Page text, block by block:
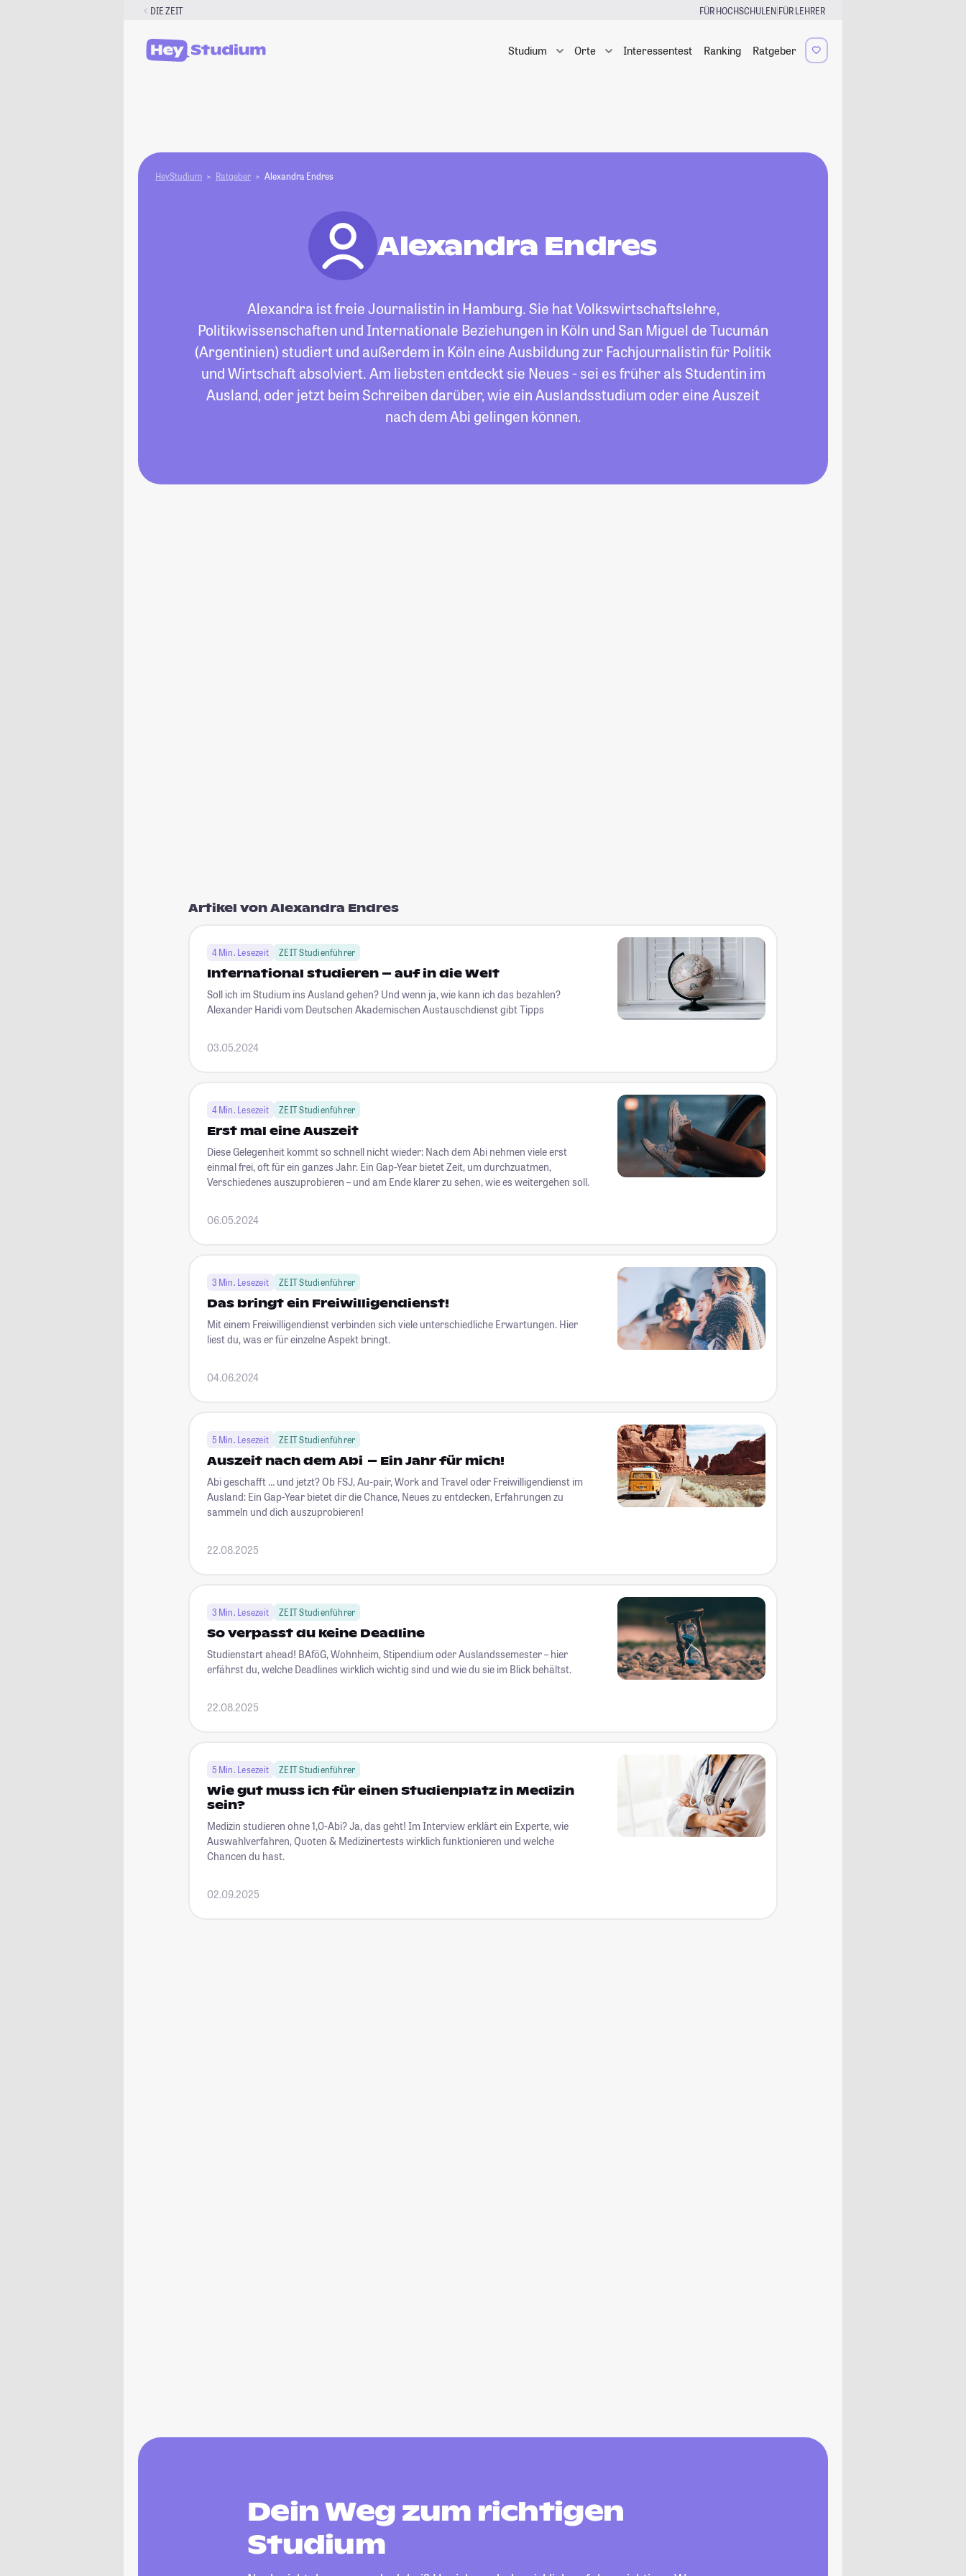
DIE ZEIT FÜR HOCHSCHULEN|FÜR LEHRER
Studium Orte Interessentest Ranking Ratgeber
HeyStudium Ratgeber Alexandra Endres
Alexandra Endres
Alexandra ist freie Journalistin in Hamburg. Sie hat Volkswirtschaftslehre,
Politikwissenschaften und Internationale Beziehungen in Köln und San Miguel de Tucumán
(Argentinien) studiert und außerdem in Köln eine Ausbildung zur Fachjournalistin für Politik
und Wirtschaft absolviert. Am liebsten entdeckt sie Neues - sei es früher als Studentin im
Ausland, oder jetzt beim Schreiben darüber, wie ein Auslandsstudium oder eine Auszeit
nach dem Abi gelingen können.
Artikel von Alexandra Endres
4 Min. Lesezeit ZEIT Studienführer
International studieren – auf in die Welt
Soll ich im Studium ins Ausland gehen? Und wenn ja, wie kann ich das bezahlen?
Alexander Haridi vom Deutschen Akademischen Austauschdienst gibt Tipps
03.05.2024
4 Min. Lesezeit ZEIT Studienführer
Erst mal eine Auszeit
Diese Gelegenheit kommt so schnell nicht wieder: Nach dem Abi nehmen viele erst
einmal frei, oft für ein ganzes Jahr. Ein Gap-Year bietet Zeit, um durchzuatmen,
Verschiedenes auszuprobieren – und am Ende klarer zu sehen, wie es weitergehen soll.
06.05.2024
3 Min. Lesezeit ZEIT Studienführer
Das bringt ein Freiwilligendienst!
Mit einem Freiwilligendienst verbinden sich viele unterschiedliche Erwartungen. Hier
liest du, was er für einzelne Aspekt bringt.
04.06.2024
5 Min. Lesezeit ZEIT Studienführer
Auszeit nach dem Abi – Ein Jahr für mich!
Abi geschafft … und jetzt? Ob FSJ, Au-pair, Work and Travel oder Freiwilligendienst im
Ausland: Ein Gap-Year bietet dir die Chance, Neues zu entdecken, Erfahrungen zu
sammeln und dich auszuprobieren!
22.08.2025
3 Min. Lesezeit ZEIT Studienführer
So verpasst du keine Deadline
Studienstart ahead! BAföG, Wohnheim, Stipendium oder Auslandssemester – hier
erfährst du, welche Deadlines wirklich wichtig sind und wie du sie im Blick behältst.
22.08.2025
5 Min. Lesezeit ZEIT Studienführer
Wie gut muss ich für einen Studienplatz in Medizin
sein?
Medizin studieren ohne 1,0-Abi? Ja, das geht! Im Interview erklärt ein Experte, wie
Auswahlverfahren, Quoten & Medizinertests wirklich funktionieren und welche
Chancen du hast.
02.09.2025
Dein Weg zum richtigen
Studium